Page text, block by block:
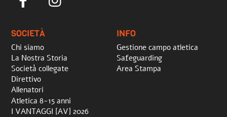
SOCIETÀ
Chi siamo
La Nostra Storia
Società collegate
Direttivo
Allenatori
Atletica 8-15 anni
I VANTAGGI [AV] 2026
INFO
Gestione campo atletica
Safeguarding
Area Stampa